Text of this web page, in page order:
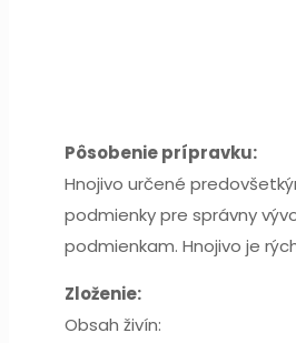
Pôsobenie prípravku:
Hnojivo určené
podmienky pre správny
podmienkam. Hnojivo je
Zloženie:
Obsah živín: